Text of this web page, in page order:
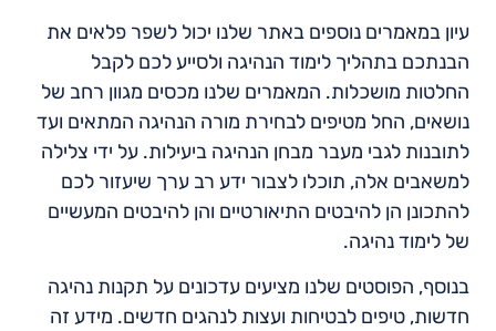
עיון במאמרים נוספים באתר שלנו יכול לשפר פלאים את
הבנתכם בתהליך לימוד הנהיגה ולסייע לכם לקבל
החלטות מושכלות. המאמרים שלנו מכסים מגוון רחב של
נושאים, החל מטיפים לבחירת מורה הנהיגה המתאים ועד
לתובנות לגבי מעבר מבחן הנהיגה ביעילות. על ידי צלילה
למשאבים אלה, תוכלו לצבור ידע רב ערך שיעזור לכם
להתכונן הן להיבטים התיאורטיים והן להיבטים המעשיים
של לימוד נהיגה.
בנוסף, הפוסטים שלנו מציעים עדכונים על תקנות נהיגה
חדשות, טיפים לבטיחות ועצות לנהגים חדשים. מידע זה